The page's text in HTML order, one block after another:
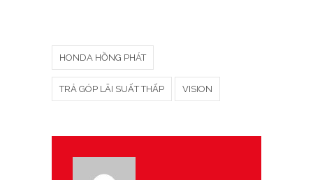
HONDA HỒNG PHÁT
TRẢ GÓP LÃI SUẤT THẤP VISION